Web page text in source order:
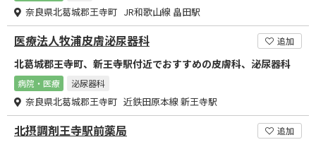
奈良県北葛城郡王寺町 JR和歌山線 畠田駅
医療法人牧浦皮膚泌尿器科 追加
北葛城郡王寺町、新王寺駅付近でおすすめの皮膚科、泌尿器科
病院・医療 泌尿器科
奈良県北葛城郡王寺町 近鉄田原本線 新王寺駅
北摂調剤王寺駅前薬局 追加